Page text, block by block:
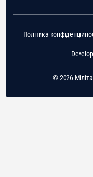
© 2026
Політика